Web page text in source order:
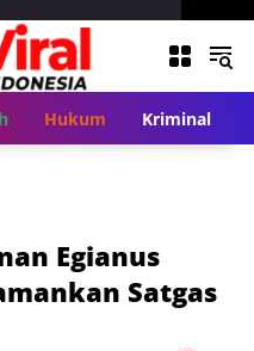
Hukum Kriminal
Egianus
Satgas